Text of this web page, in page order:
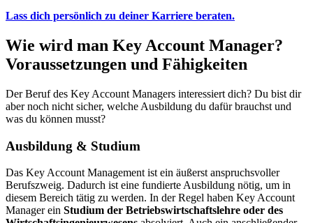
Lass dich persönlich zu deiner Karriere beraten.
Wie wird man Key Account Manager?
Voraussetzungen und Fähigkeiten
Der Beruf des Key Account Managers interessiert dich? Du bist dir
aber noch nicht sicher, welche Ausbildung du dafür brauchst und
was du können musst?
Ausbildung & Studium
Das Key Account Management ist ein äußerst anspruchsvoller
Berufszweig. Dadurch ist eine fundierte Ausbildung nötig, um in
diesem Bereich tätig zu werden. In der Regel haben Key Account
Manager ein Studium der Betriebswirtschaftslehre oder des